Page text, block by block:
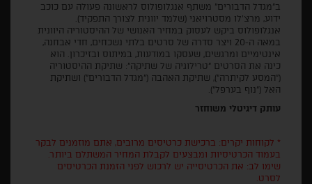
ב"מגדל הדבורים" משתף אנגלופולוס לראשונה פעולה עם כוכב
ידוע, מרצ'לו מסטרויאני (שלמד יוונית לצורך התפקיד).
אנגלופולוס ביקש לעסוק במחיר האנושי של ההיסטוריה היוונית
במאה ה-20 ויצר סדרה של סרטים בלתי נשכחים, חדי אבחנה,
אינטימיים ומרגשים, שעסקו במודעות, במיתוס ובזיכרון. הוא
כינה את הסרטים "טרילוגיה של שתיקה": שתיקת ההיסטוריה
("המסע לקיתרה"), שתיקת האהבה ("מגדל הדבורים") ושתיקת
האל ("נוף בערפל").
עותק דיגיטלי משוחזר
* לקוחות יקרים: ברכישת כרטיסים מרובים, אתם מוזמנים לבקר
בעמוד הכרטיסיות ומבצעים לקבלת המחיר המשתלם ביותר.
שימו לב: את הכרטיסייה יש לרכוש לפני הזמנת הכרטיסים
לסרט.